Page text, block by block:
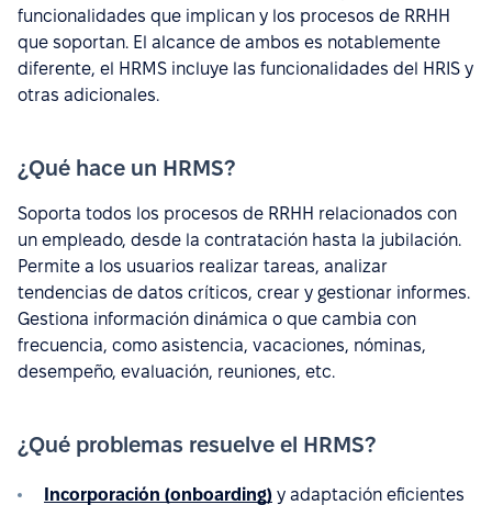
funcionalidades que implican y los procesos de RRHH
que soportan. El alcance de ambos es notablemente
diferente, el HRMS incluye las funcionalidades del HRIS y
otras adicionales.
¿Qué hace un HRMS?
Soporta todos los procesos de RRHH relacionados con
un empleado, desde la contratación hasta la jubilación.
Permite a los usuarios realizar tareas, analizar
tendencias de datos críticos, crear y gestionar informes.
Gestiona información dinámica o que cambia con
frecuencia, como asistencia, vacaciones, nóminas,
desempeño, evaluación, reuniones, etc.
¿Qué problemas resuelve el HRMS?
Incorporación (onboarding) y adaptación eficientes